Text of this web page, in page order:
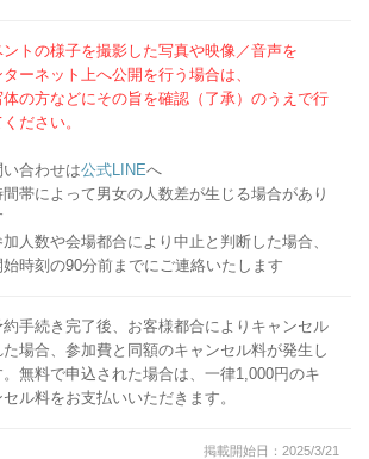
ントの様子を撮影した写真や映像／音声を
ターネット上へ公開を行う場合は、
体の方などにその旨を確認（了承）のうえで行
ださい。
い合わせは公式LINEへ
間帯によって男女の人数差が生じる場合があり
加人数や会場都合により中止と判断した場合、
時刻の90分前までにご連絡いたします
約手続き完了後、お客様都合によりキャンセル
た場合、参加費と同額のキャンセル料が発生し
。無料で申込された場合は、一律1,000円のキ
セル料をお支払いいただきます。
掲載開始日：2025/3/21